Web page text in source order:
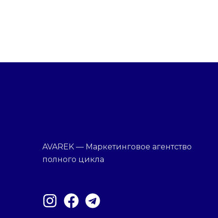
AVAREK — Маркетинговое агентство
полного цикла